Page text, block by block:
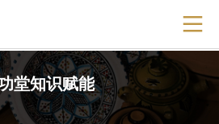
堂知识赋能